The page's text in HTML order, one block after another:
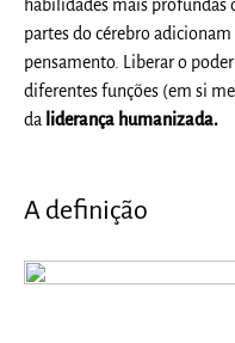
habilidades mais profundas
partes do cérebro
pensamento. Liberar o
diferentes funções (em si
da liderança humanizada.
A definição